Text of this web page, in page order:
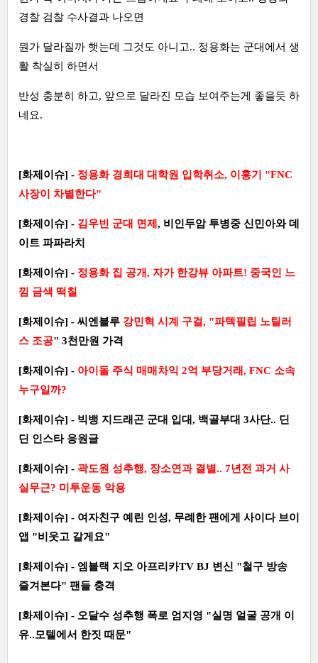
경찰 검찰 수사결과 나오면
뭔가 달라질까 햇는데 그것도 아니고.. 정용화는 군대에서 생
활 착실히 하면서
반성 충분히 하고, 앞으로 달라진 모습 보여주는게 좋을듯 하
네요.
[화제이슈] - 정용화 경희대 대학원 입학취소, 이홍기 "FNC
사장이 차별한다"
[화제이슈] - 김우빈 군대 면제, 비인두암 투병중 신민아와 데
이트 파파라치
[화제이슈] - 정용화 집 공개, 자가 한강뷰 아파트! 중국인 느
낌 금색 떡칠
[화제이슈] - 씨엔블루 강민혁 시계 구걸, "파텍필립 노틸러
스 조공" 3천만원 가격
[화제이슈] - 아이돌 주식 매매차익 2억 부당거래, FNC 소속
누구일까?
[화제이슈] - 빅뱅 지드래곤 군대 입대, 백골부대 3사단.. 딘
딘 인스타 응원글
[화제이슈] - 곽도원 성추행, 장소연과 결별.. 7년전 과거 사
실무근? 미투운동 악용
[화제이슈] - 여자친구 예린 인성, 무례한 팬에게 사이다 브이
앱 "비웃고 갈게요"
[화제이슈] - 엠블랙 지오 아프리카TV BJ 변신 "철구 방송
즐겨본다" 팬들 충격
[화제이슈] - 오달수 성추행 폭로 엄지영 "실명 얼굴 공개 이
유..모텔에서 한짓 때문"